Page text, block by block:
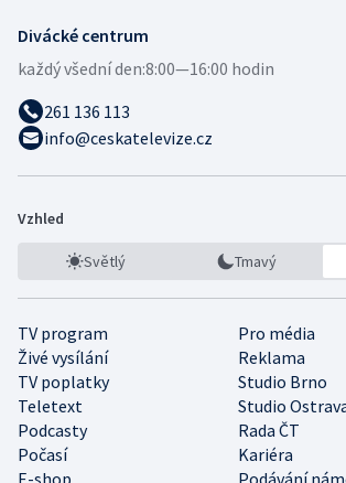
Divácké centrum
každý všední den:8:00—16:00 hodin
261 136 113
info@ceskatelevize.cz
Vzhled
Světlý Tmavý
TV program
Pro média
Živé vysílání
Reklama
TV poplatky
Studio Brno
Teletext
Studio
Podcasty
Rada ČT
Počasí
Kariéra
E-shop
Podávání